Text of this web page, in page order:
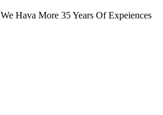
We Hava More 35 Years Of Expeiences